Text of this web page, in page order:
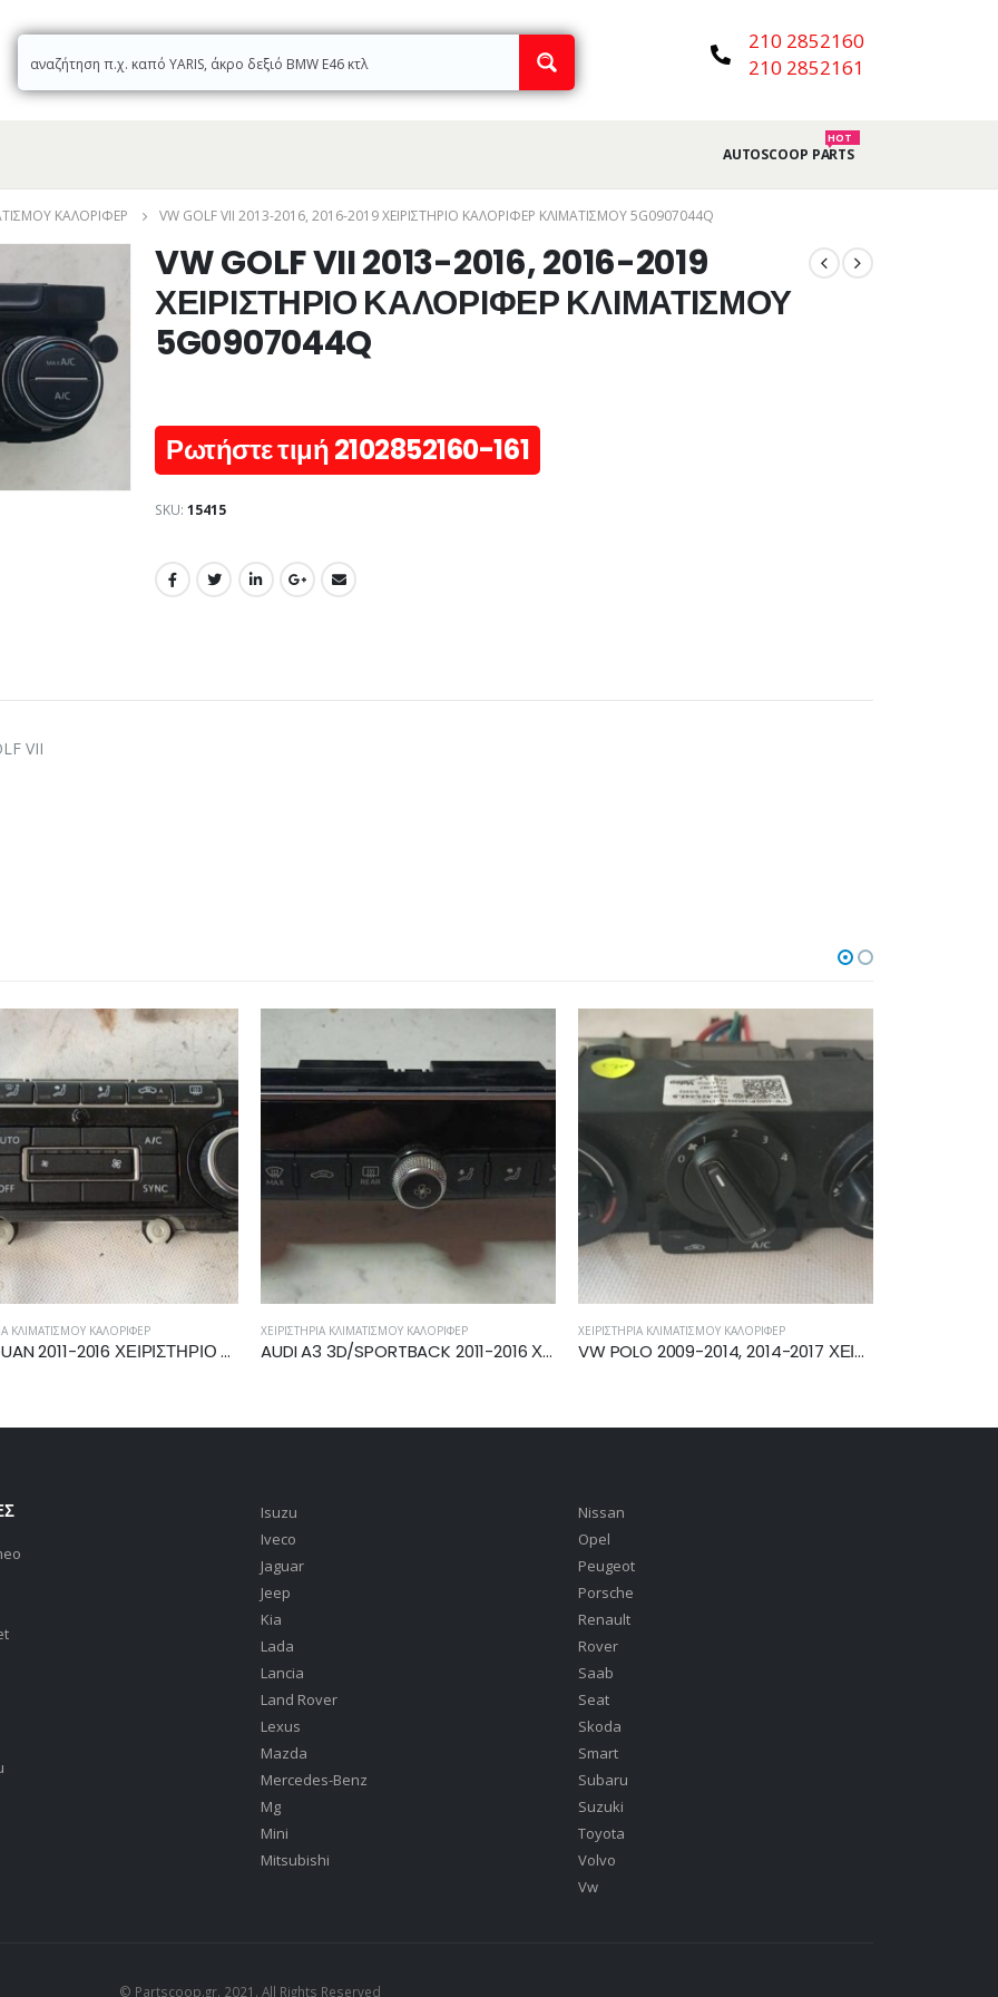
210 2852160
210 2852161
AUTOSCOOP PARTS
HOT
ΚΑΛΟΡΙΦΈΡ VW GOLF VII 2013-2016, 2016-2019 ΧΕΙΡΙΣΤΗΡΙΟ ΚΑΛΟΡΙΦΕΡ ΚΛΙΜΑΤΙΣΜΟΥ 5G0907044Q
VW GOLF VII 2013-2016, 2016-2019
ΧΕΙΡΙΣΤΗΡΙΟ ΚΑΛΟΡΙΦΕΡ ΚΛΙΜΑΤΙΣΜΟΥ
5G0907044Q
Ρωτήστε τιμή 2102852160-161
SKU: 15415
VII
VW TIGUAN 2011-2016 ΧΕΙΡΙΣΤΗΡΙΟ ΚΑΛΟΡΙΦΕΡ A/C 5K0907044GJ
ΧΕΙΡΙΣΤΉΡΙΑ ΚΛΙΜΑΤΙΣΜΟΎ ΚΑΛΟΡΙΦΈΡ
AUDI A3 3D/SPORTBACK 2011-2016 ΧΕΙΡΙΣΤΗΡΙΟ ΚΑΛΟΡΙΦΕΡ ΚΛΙΜΑΤΙΣΜΟΥ 8V0820043D
ΧΕΙΡΙΣΤΉΡΙΑ ΚΛΙΜΑΤΙΣΜΟΎ ΚΑΛΟΡΙΦΈΡ
VW POLO 2009-2014, 2014-2017 ΧΕΙΡΙΣΤΗΡΙΟ ΚΑΛΟΡΙΦΕΡ ΚΛΙΜΑΤΙΣΜΟΥ 6C0820045B
ΧΕΙΡΙΣΤΉΡΙΑ ΚΛΙΜΑΤΙΣΜΟΎ ΚΑΛΟΡΙΦΈΡ
Isuzu
Iveco
Jaguar
Jeep
Kia
Lada
Lancia
Land Rover
Lexus
Mazda
Mercedes-Benz
Mg
Mini
Mitsubishi
Nissan
Opel
Peugeot
Porsche
Renault
Rover
Saab
Seat
Skoda
Smart
Subaru
Suzuki
Toyota
Volvo
Vw
© Partscoop.gr. 2021. All Rights Reserved